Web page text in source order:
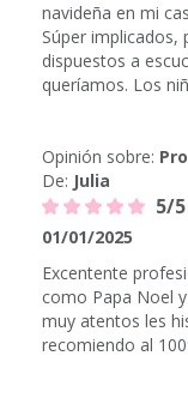
navideña en mi
Súper
dispuestos a
queríamos. Los
Opinión sobre:
De: Julia
5/5
01/01/2025
Excentente
como Papa Noel
muy atentos les
recomiendo al